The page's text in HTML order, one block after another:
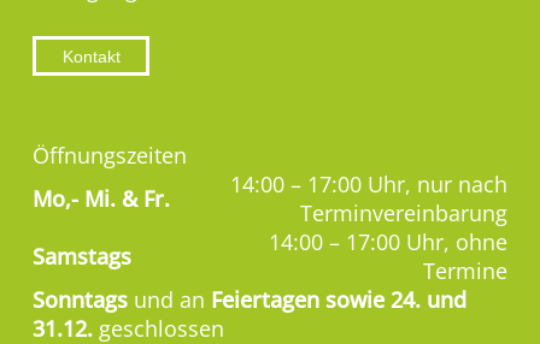
Kontakt
Öffnungszeiten
Mo,- Mi. & Fr.
14:00 – 17:00 Uhr, nur nach
Terminvereinbarung
Samstags
14:00 – 17:00 Uhr, ohne
Termine
Sonntags und an Feiertagen sowie 24. und
31.12. geschlossen